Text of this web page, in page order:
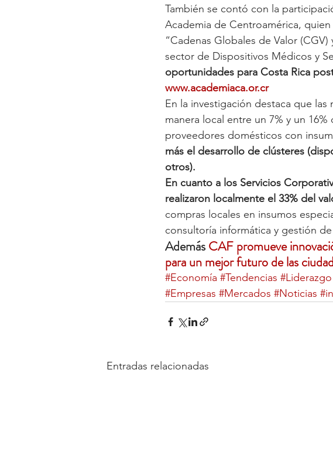
También se contó con la
Academia de Centroamérica,
“Cadenas Globales de Valor
sector de Dispositivos Médicos y
oportunidades para Costa Rica
www.academiaca.or.cr
En la investigación destaca que
manera local entre un 7% y un
proveedores domésticos con
más el desarrollo de clústeres
otros).
En cuanto a los Servicios
realizaron localmente el 33% del
compras locales en insumos
consultoría informática y gestión
Además CAF promueve
para un mejor futuro de las
#Economía #Tendencias #Liderazgo
#Empresas #Mercados #Noticias
Entradas relacionadas